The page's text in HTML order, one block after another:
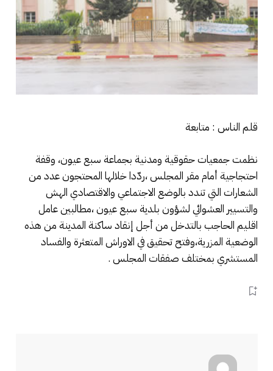
قلم الناس : متابعة
نظمت جمعيات حقوقية ومدنية بجماعة سبع عيون، وقفة
احتجاجية أمام مقر المجلس ،ردّدا خلالها المحتجون عدد من
الشعارات التي تندد بالوضع الاجتماعي والاقتصادي الهش
والتسيير العشوائي لشؤون بلدية سبع عيون ،مطالبين عامل
اقليم الحاجب بالتدخل من أجل إنقاد ساكنة المدينة من هذه
الوضعية المزرية،وفتح تحقيق في الاوراش المتعثرة والفساد
المستشري بمختلف صفقات المجلس .